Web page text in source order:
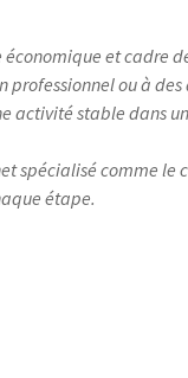
et cadre
professionnel ou à
activité stable dans
spécialisé comme le
étape.